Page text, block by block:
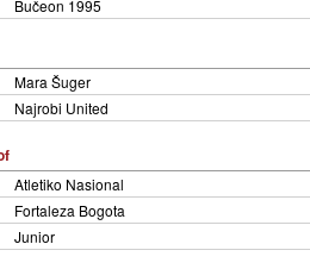
Bučeon 1995
Mara Šuger
Najrobi United
Atletiko Nasional
Fortaleza Bogota
Junior